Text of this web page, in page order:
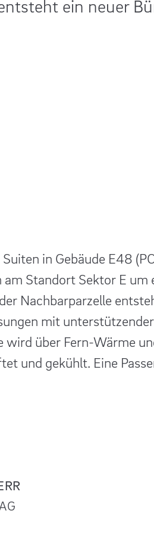
ein neuer
in Gebäude E48
Standort Sektor E um
Nachbarparzelle
mit
wird über Fern-Wärme
und gekühlt. Eine